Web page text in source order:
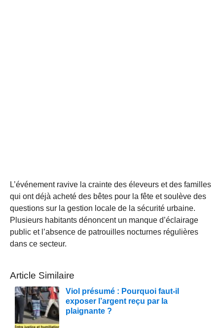
L’événement ravive la crainte des éleveurs et des familles
qui ont déjà acheté des bêtes pour la fête et soulève des
questions sur la gestion locale de la sécurité urbaine.
Plusieurs habitants dénoncent un manque d’éclairage
public et l’absence de patrouilles nocturnes régulières
dans ce secteur.
Article Similaire
Viol présumé : Pourquoi faut-il
exposer l’argent reçu par la
plaignante ?